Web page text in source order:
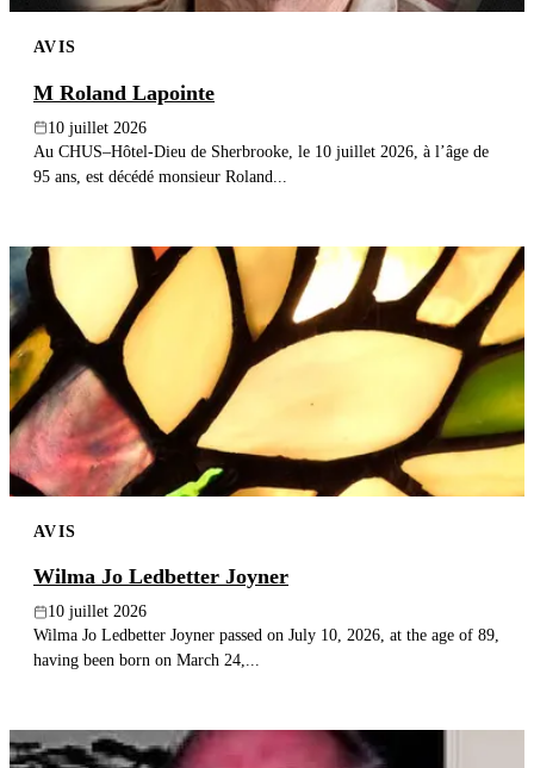
AVIS
M Roland Lapointe
10 juillet 2026
Au CHUS–Hôtel-Dieu de Sherbrooke, le 10 juillet 2026, à l’âge de
95 ans, est décédé monsieur Roland...
AVIS
Wilma Jo Ledbetter Joyner
10 juillet 2026
Wilma Jo Ledbetter Joyner passed on July 10, 2026, at the age of 89,
having been born on March 24,...